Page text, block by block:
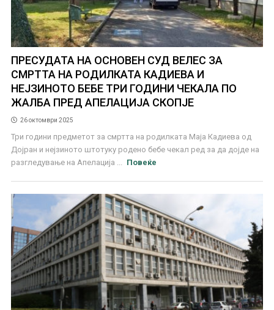
ПРЕСУДАТА НА ОСНОВЕН СУД ВЕЛЕС ЗА
СМРТТА НА РОДИЛКАТА КАДИЕВА И
НЕЈЗИНОТО БЕБЕ ТРИ ГОДИНИ ЧЕКАЛА ПО
ЖАЛБА ПРЕД АПЕЛАЦИЈА СКОПЈЕ
26 октомври 2025
Три години предметот за смртта на родилката Маја Кадиева од
Дојран и нејзиното штотуку родено бебе чекал ред за да дојде на
разгледување на Апелација ...
Повеќе